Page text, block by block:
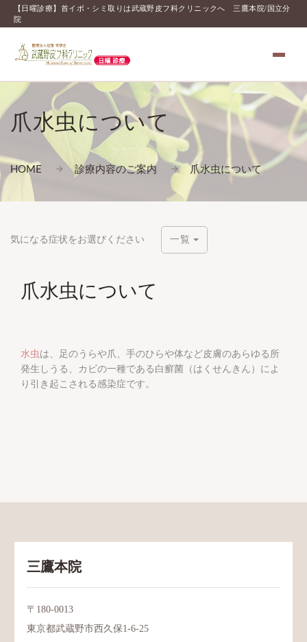
【日曜診療】首イボ・シミ取りは武蔵野皮フ科クリニックへ 三鷹本院/国立分
院
爪水虫について
HOME 診療内容のご案内 爪水虫について
気になる症状をお選びください 一覧
爪水虫について
水虫は、足のうらや爪、手のひらや体など皮膚のあらゆる所
発生しうる、カビの一種である白癬菌（はくせんきん）によ
り引き起こされる感染症です。
三鷹本院
〒180-0013
東京都武蔵野市西久保1-6-25